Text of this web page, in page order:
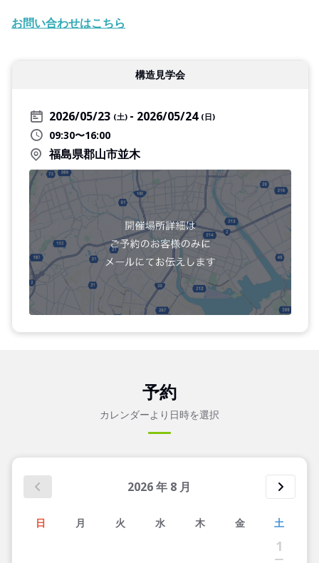
お問い合わせはこちら
構造見学会
2026/05/23 (土) 2026/05/24 (日)
09:30〜16:00
福島県郡山市並木
予約
カレンダーより日時を選択
2026年 8 月
日 月 火 水 木 金 土
1